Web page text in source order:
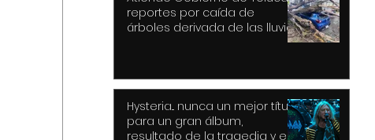
reportes por caída de
árboles derivada de las lluvias
Hysteria... nunca un mejor título
para un gran álbum,
resultado de la tragedia y el